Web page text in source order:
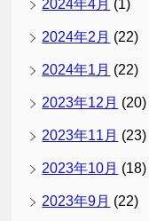
2024年4月 (1)
2024年2月 (22)
2024年1月 (22)
2023年12月 (20)
2023年11月 (23)
2023年10月 (18)
2023年9月 (22)